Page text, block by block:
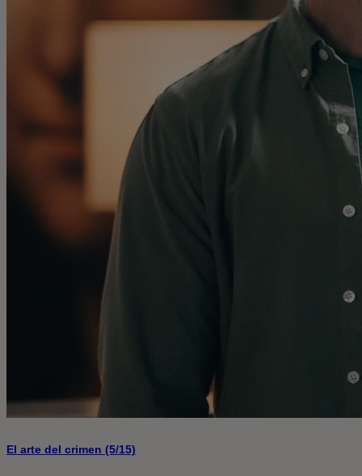
El arte del crimen (5/15)